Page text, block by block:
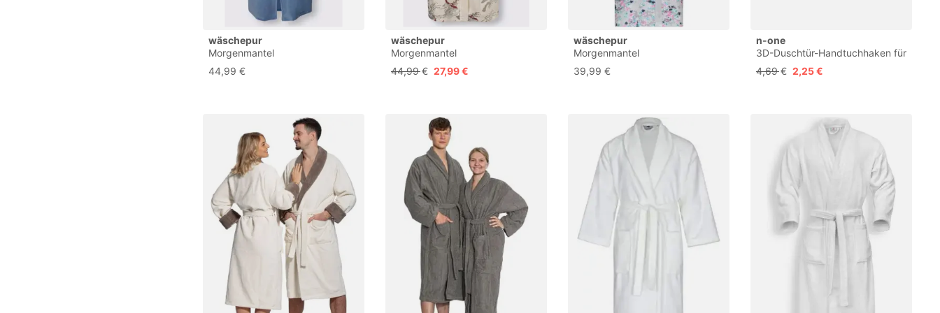
wäschepur
Morgenmantel
44,99 €
wäschepur
Morgenmantel
44,99 € 27,99 €
wäschepur
Morgenmantel
39,99 €
n-one
3D-Duschtür-Handtuchhaken für
8 mm Glastüren, Badezimmer-
Aufhänger für Kleidung,
4,69 € 2,25 €